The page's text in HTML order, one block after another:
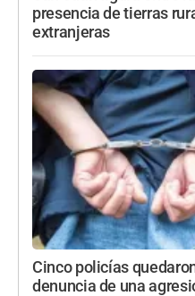
presencia de tierras
extranjeras
Cinco policías
denuncia de una